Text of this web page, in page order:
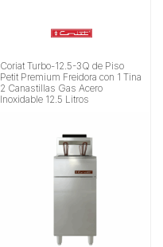
Coriat Turbo-12.5-3Q de Piso
Petit Premium Freidora con 1 Tina
2 Canastillas Gas Acero
Inoxidable 12.5 Litros